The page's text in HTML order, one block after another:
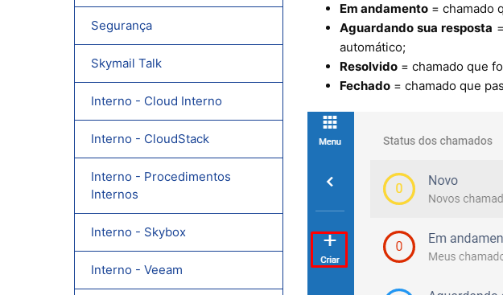
Segurança
Skymail Talk
Interno - Cloud Interno
Interno - CloudStack
Interno - Procedimentos
Internos
Interno - Skybox
Interno - Veeam
Em andamento = chamado
Aguardando sua resposta
automático;
Resolvido = chamado que
Fechado = chamado que